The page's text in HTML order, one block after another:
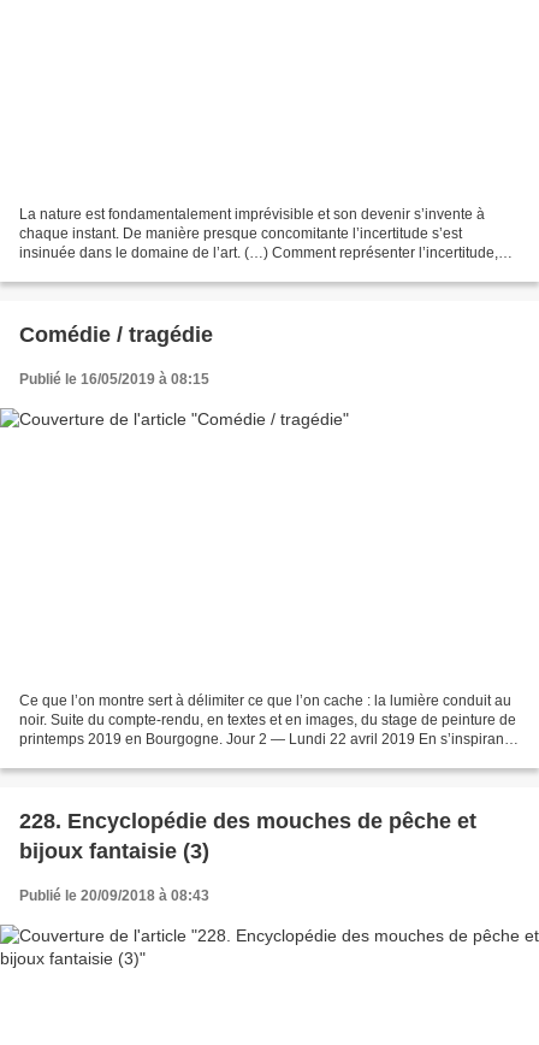
La nature est fondamentalement imprévisible et son devenir s’invente à
chaque instant. De manière presque concomitante l’incertitude s’est
insinuée dans le domaine de l’art. (…) Comment représenter l’incertitude,
Comédie / tragédie
Publié le 16/05/2019 à 08:15
Ce que l’on montre sert à délimiter ce que l’on cache : la lumière conduit au
noir. Suite du compte-rendu, en textes et en images, du stage de peinture de
printemps 2019 en Bourgogne. Jour 2 — Lundi 22 avril 2019 En s’inspirant
228. Encyclopédie des mouches de pêche et
bijoux fantaisie (3)
Publié le 20/09/2018 à 08:43